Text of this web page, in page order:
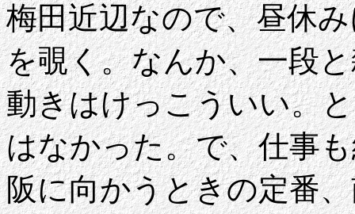
梅田近辺なので、昼休
を覗く。なんか、一段
動きはけっこういい。
はなかった。で、仕事
阪に向かうときの定番